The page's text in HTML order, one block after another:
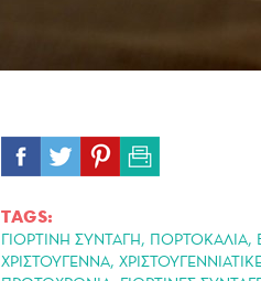
TAGS:
ΓΙΟΡΤΙΝΗ ΣΥΝΤΑΓΗ, ΠΟΡΤΟΚΑΛΙΑ,
ΧΡΙΣΤΟΥΓΕΝΝΑ,